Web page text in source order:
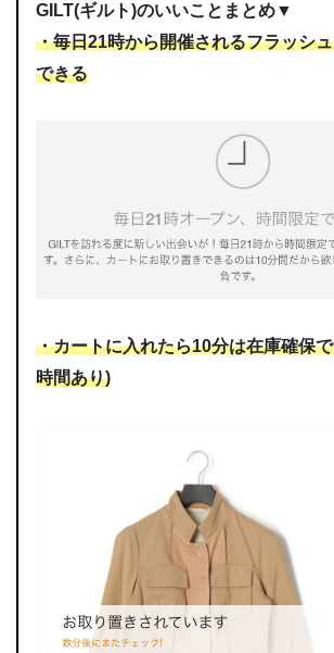
GILT(ギルト)のいいことまとめ▼
・毎日21時から開催されるフラッシ
できる
・カートに入れたら10分は在庫確保
時間あり)